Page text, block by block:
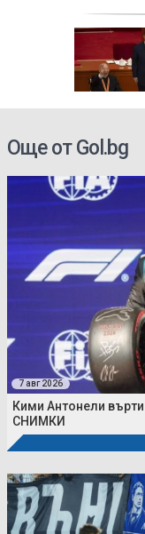
Още от Gol.bg
7 авг 2026
Кими Антонели
СНИМКИ